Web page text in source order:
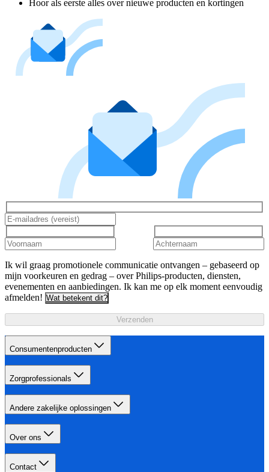
Hoor als eerste alles over nieuwe producten en kortingen
Ik wil graag promotionele communicatie ontvangen – gebaseerd op
mijn voorkeuren en gedrag – over Philips-producten, diensten,
evenementen en aanbiedingen. Ik kan me op elk moment eenvoudig
afmelden! Wat betekent dit?
Verzenden
Consumentenproducten
Zorgprofessionals
Andere zakelijke oplossingen
Over ons
Contact